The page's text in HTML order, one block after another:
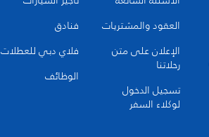
العقود والمشتريات
الإعلان على متن
رحلاتنا
تسجيل الدخول
لوكلاء السفر
فنادق
فلاي دبي للعطلات
الوظائف